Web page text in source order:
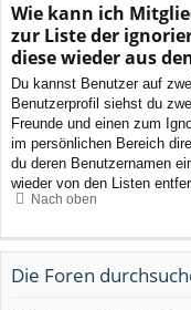
Wie kann ich
zur Liste der
diese wieder aus
Du kannst Benutzer auf
Benutzerprofil siehst du
Freunde und einen zum
im persönlichen Bereich
du deren Benutzernamen
wieder von den Listen
Nach oben
Die Foren